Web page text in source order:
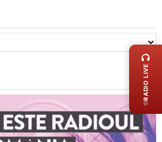
LIVE
RADIO LIVE